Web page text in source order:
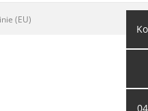
(EU)